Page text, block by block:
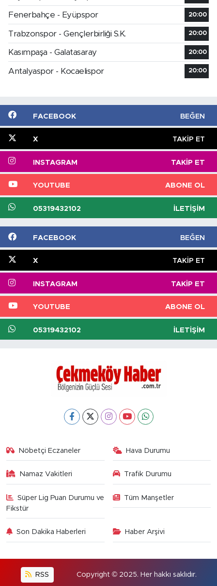
Fenerbahçe - Eyüpspor 20:00
Trabzonspor - Gençlerbirliği S.K. 20:00
Kasımpaşa - Galatasaray 20:00
Antalyaspor - Kocaelispor 20:00
FACEBOOK BEĞEN
X TAKIP ET
INSTAGRAM TAKIP ET
YOUTUBE ABONE OL
05319432102 İLETIŞIM
FACEBOOK BEĞEN
X TAKIP ET
INSTAGRAM TAKIP ET
YOUTUBE ABONE OL
05319432102 İLETIŞIM
Nöbetçi Eczaneler Hava Durumu
Namaz Vakitleri Trafik Durumu
Süper Lig Puan Durumu ve
Fikstür
Tüm Manşetler
Son Dakika Haberleri Haber Arşivi
RSS Copyright © 2025. Her hakkı saklıdır.